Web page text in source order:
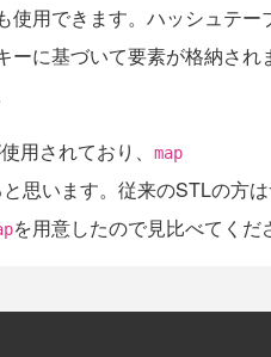
使用できます。ハッシュテー
に基づいて要素が格納され
用されており、 map
思います。従来のSTLの方
を用意したので見比べてくだ